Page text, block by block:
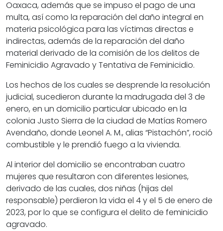
Oaxaca, además que se impuso el pago de una
multa, así como la reparación del daño integral en
materia psicológica para las víctimas directas e
indirectas, además de la reparación del daño
material derivado de la comisión de los delitos de
Feminicidio Agravado y Tentativa de Feminicidio.
Los hechos de los cuales se desprende la resolución
judicial, sucedieron durante la madrugada del 3 de
enero, en un domicilio particular ubicado en la
colonia Justo Sierra de la ciudad de Matías Romero
Avendaño, donde Leonel A. M., alias “Pistachón”, roció
combustible y le prendió fuego a la vivienda.
Al interior del domicilio se encontraban cuatro
mujeres que resultaron con diferentes lesiones,
derivado de las cuales, dos niñas (hijas del
responsable) perdieron la vida el 4 y el 5 de enero de
2023, por lo que se configura el delito de feminicidio
agravado.